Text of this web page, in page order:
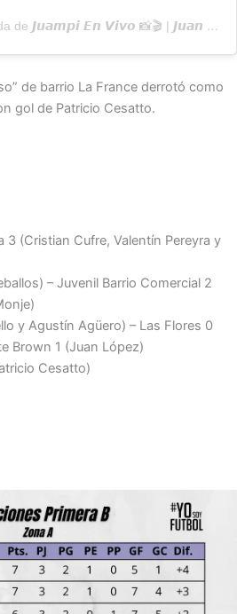
Una publicación compartida de 𝙅𝙪𝙖𝙢𝙥𝙞 𝙀𝙣 𝙑𝙞𝙫𝙤 📸🎬 | 𝙅𝙪𝙖𝙣 𝙋𝙖𝙗𝙡𝙤 𝙁𝙧𝙖𝙨𝙘𝙞𝙣𝙤 (@juampienvivo)
de barrio La France derrotó como
gol de Patricio Cesatto.
3 (Cristian Cufre, Valentín Pereyra y
– Juvenil Barrio Comercial 2
y Agustín Agüero) – Las Flores 0
Brown 1 (Juan López)
Cesatto)